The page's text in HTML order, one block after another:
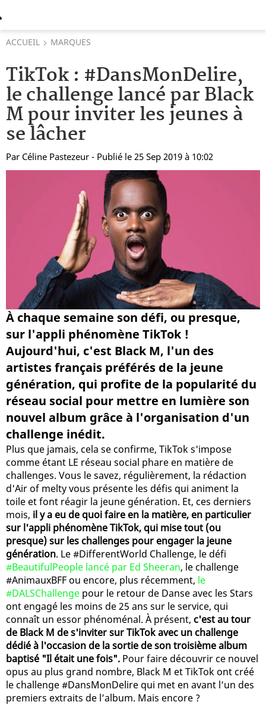
ACCUEIL MARQUES
TikTok : #DansMonDelire,
le challenge lancé par Black
M pour inviter les jeunes à
se lâcher
Par Céline Pastezeur - Publié le 25 Sep 2019 à 10:02
À chaque semaine son défi, ou presque,
sur l'appli phénomène TikTok !
Aujourd'hui, c'est Black M, l'un des
artistes français préférés de la jeune
génération, qui profite de la popularité du
réseau social pour mettre en lumière son
nouvel album grâce à l'organisation d'un
challenge inédit.
Plus que jamais, cela se confirme, TikTok s'impose
comme étant LE réseau social phare en matière de
challenges. Vous le savez, régulièrement, la rédaction
d'Air of melty vous présente les défis qui animent la
toile et font réagir la jeune génération. Et, ces derniers
mois, il y a eu de quoi faire en la matière, en particulier
sur l'appli phénomène TikTok, qui mise tout (ou
presque) sur les challenges pour engager la jeune
génération. Le #DifferentWorld Challenge, le défi
#BeautifulPeople lancé par Ed Sheeran, le challenge
#AnimauxBFF ou encore, plus récemment, le
#DALSChallenge pour le retour de Danse avec les Stars
ont engagé les moins de 25 ans sur le service, qui
connaît un essor phénoménal. À présent, c'est au tour
de Black M de s'inviter sur TikTok avec un challenge
dédié à l'occasion de la sortie de son troisième album
baptisé "Il était une fois". Pour faire découvrir ce nouvel
opus au plus grand nombre, Black M et TikTok ont créé
le challenge #DansMonDelire qui met en avant l’un des
premiers extraits de l’album. Mais encore ?